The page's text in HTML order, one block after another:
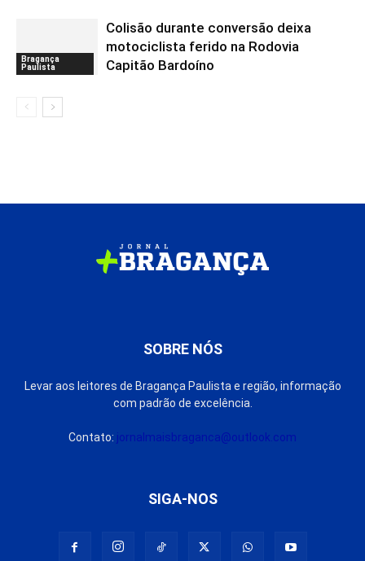
Bragança
Paulista
Colisão durante conversão deixa
motociclista ferido na Rodovia
Capitão Bardoíno
SOBRE NÓS
Levar aos leitores de Bragança Paulista e região, informação
com padrão de excelência.
Contato: jornalmaisbraganca@outlook.com
SIGA-NOS